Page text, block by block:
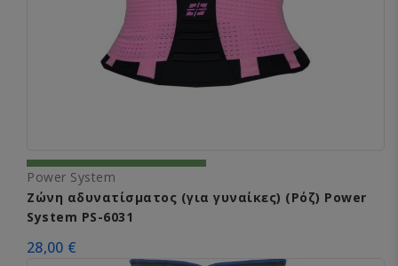
Power System
Ζώνη αδυνατίσματος (για γυναίκες) (Ρόζ) Power
System PS-6031
28,00 €